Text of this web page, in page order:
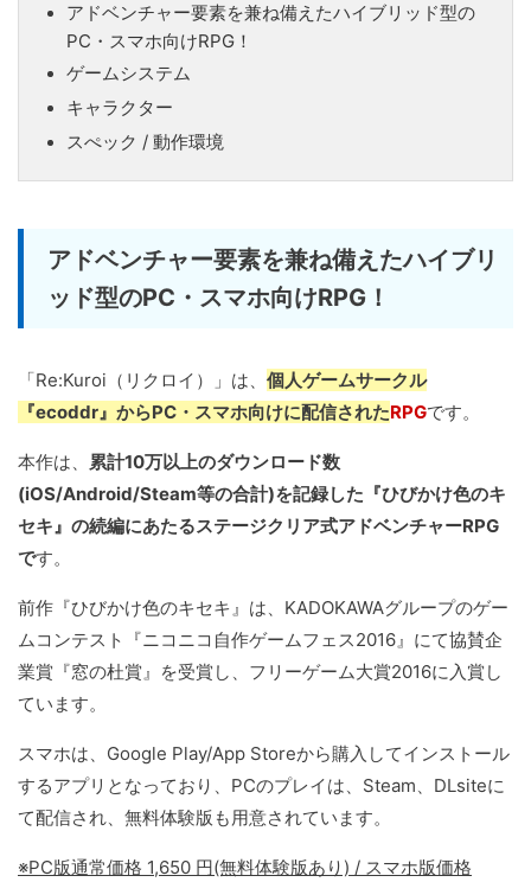
アドベンチャー要素を兼ね備えたハイブリッド型の
PC・スマホ向けRPG！
ゲームシステム
キャラクター
スぺック / 動作環境
アドベンチャー要素を兼ね備えたハイブリ
ッド型のPC・スマホ向けRPG！
「Re:Kuroi（リクロイ）」は、 個人ゲームサークル
『ecoddr』からPC・スマホ向けに配信されたRPGです。
本作は、 累計10万以上のダウンロード数
(iOS/Android/Steam等の合計)を記録した『ひびかけ色のキ
セキ』の続編にあたるステージクリア式アドベンチャーRPG
です。
前作『ひびかけ色のキセキ』は、KADOKAWAグループのゲー
ムコンテスト『ニコニコ自作ゲームフェス2016』にて協賛企
業賞『窓の杜賞』を受賞し、フリーゲーム大賞2016に入賞し
ています。
スマホは、Google Play/App Storeから購入してインストール
するアプリとなっており、PCのプレイは、Steam、DLsiteに
て配信され、無料体験版も用意されています。
※PC版通常価格 1,650 円(無料体験版あり) / スマホ版価格